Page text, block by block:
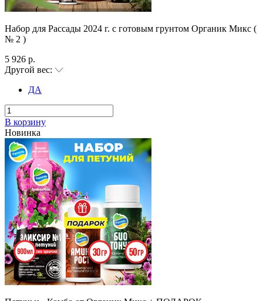
Набор для Рассады 2024 г. с готовым грунтом Органик Микс (
№ 2 )
5 926 р.
Другой вес:
ДА
В корзину
Новинка